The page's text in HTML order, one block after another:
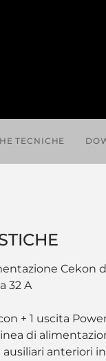
TECNICHE
Cekon
32 A
+ 1 uscita
di
ausiliari anteriori